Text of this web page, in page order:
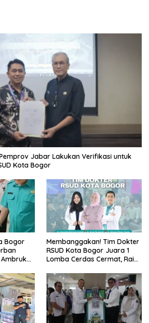
Jabar Lakukan Verifikasi untuk
Kota Bogor
Bogor
Membanggakan! Tim Dokter
RSUD Kota Bogor Juara 1
Lomba Cerdas Cermat, Raih
Se-Bogor